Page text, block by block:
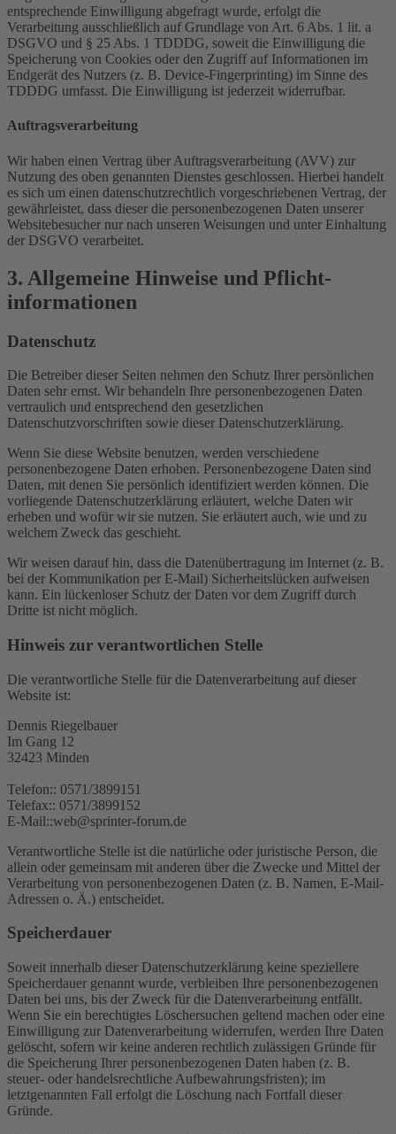
entsprechende Einwilligung abgefragt wurde, erfolgt die
Verarbeitung ausschließlich auf Grundlage von Art. 6 Abs. 1 lit. a
DSGVO und § 25 Abs. 1 TDDDG, soweit die Einwilligung die
Speicherung von Cookies oder den Zugriff auf Informationen im
Endgerät des Nutzers (z. B. Device-Fingerprinting) im Sinne des
TDDDG umfasst. Die Einwilligung ist jederzeit widerrufbar.
Auftragsverarbeitung
Wir haben einen Vertrag über Auftragsverarbeitung (AVV) zur
Nutzung des oben genannten Dienstes geschlossen. Hierbei handelt
es sich um einen datenschutzrechtlich vorgeschriebenen Vertrag, der
gewährleistet, dass dieser die personenbezogenen Daten unserer
Websitebesucher nur nach unseren Weisungen und unter Einhaltung
der DSGVO verarbeitet.
3. Allgemeine Hinweise und Pflicht­
informationen
Datenschutz
Die Betreiber dieser Seiten nehmen den Schutz Ihrer persönlichen
Daten sehr ernst. Wir behandeln Ihre personenbezogenen Daten
vertraulich und entsprechend den gesetzlichen
Datenschutzvorschriften sowie dieser Datenschutzerklärung.
Wenn Sie diese Website benutzen, werden verschiedene
personenbezogene Daten erhoben. Personenbezogene Daten sind
Daten, mit denen Sie persönlich identifiziert werden können. Die
vorliegende Datenschutzerklärung erläutert, welche Daten wir
erheben und wofür wir sie nutzen. Sie erläutert auch, wie und zu
welchem Zweck das geschieht.
Wir weisen darauf hin, dass die Datenübertragung im Internet (z. B.
bei der Kommunikation per E-Mail) Sicherheitslücken aufweisen
kann. Ein lückenloser Schutz der Daten vor dem Zugriff durch
Dritte ist nicht möglich.
Hinweis zur verantwortlichen Stelle
Die verantwortliche Stelle für die Datenverarbeitung auf dieser
Website ist:
Dennis Riegelbauer
Im Gang 12
32423 Minden
Telefon:: 0571/3899151
Telefax:: 0571/3899152
E-Mail::web@sprinter-forum.de
Verantwortliche Stelle ist die natürliche oder juristische Person, die
allein oder gemeinsam mit anderen über die Zwecke und Mittel der
Verarbeitung von personenbezogenen Daten (z. B. Namen, E-Mail-
Adressen o. Ä.) entscheidet.
Speicherdauer
Soweit innerhalb dieser Datenschutzerklärung keine speziellere
Speicherdauer genannt wurde, verbleiben Ihre personenbezogenen
Daten bei uns, bis der Zweck für die Datenverarbeitung entfällt.
Wenn Sie ein berechtigtes Löschersuchen geltend machen oder eine
Einwilligung zur Datenverarbeitung widerrufen, werden Ihre Daten
gelöscht, sofern wir keine anderen rechtlich zulässigen Gründe für
die Speicherung Ihrer personenbezogenen Daten haben (z. B.
steuer- oder handelsrechtliche Aufbewahrungsfristen); im
letztgenannten Fall erfolgt die Löschung nach Fortfall dieser
Gründe.